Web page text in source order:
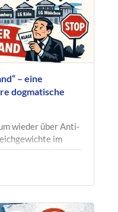
– eine
dogmatische
wieder über Anti-
im
eine alte Figur